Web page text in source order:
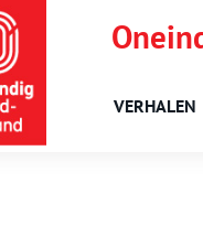
VERHALEN